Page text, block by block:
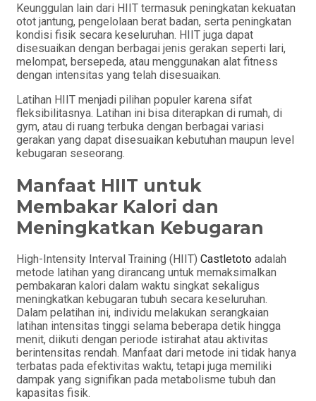
Keunggulan lain dari HIIT termasuk peningkatan kekuatan
otot jantung, pengelolaan berat badan, serta peningkatan
kondisi fisik secara keseluruhan. HIIT juga dapat
disesuaikan dengan berbagai jenis gerakan seperti lari,
melompat, bersepeda, atau menggunakan alat fitness
dengan intensitas yang telah disesuaikan.
Latihan HIIT menjadi pilihan populer karena sifat
fleksibilitasnya. Latihan ini bisa diterapkan di rumah, di
gym, atau di ruang terbuka dengan berbagai variasi
gerakan yang dapat disesuaikan kebutuhan maupun level
kebugaran seseorang.
Manfaat HIIT untuk
Membakar Kalori dan
Meningkatkan Kebugaran
High-Intensity Interval Training (HIIT) Castletoto adalah
metode latihan yang dirancang untuk memaksimalkan
pembakaran kalori dalam waktu singkat sekaligus
meningkatkan kebugaran tubuh secara keseluruhan.
Dalam pelatihan ini, individu melakukan serangkaian
latihan intensitas tinggi selama beberapa detik hingga
menit, diikuti dengan periode istirahat atau aktivitas
berintensitas rendah. Manfaat dari metode ini tidak hanya
terbatas pada efektivitas waktu, tetapi juga memiliki
dampak yang signifikan pada metabolisme tubuh dan
kapasitas fisik.